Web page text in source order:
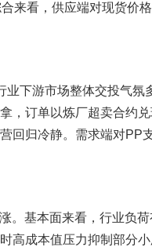
来看，供应端对现货价
业下游市场整体交投气
，订单以炼厂超卖合约
回归冷静。需求端对PP
。基本面来看，行业负
高成本值压力抑制部分